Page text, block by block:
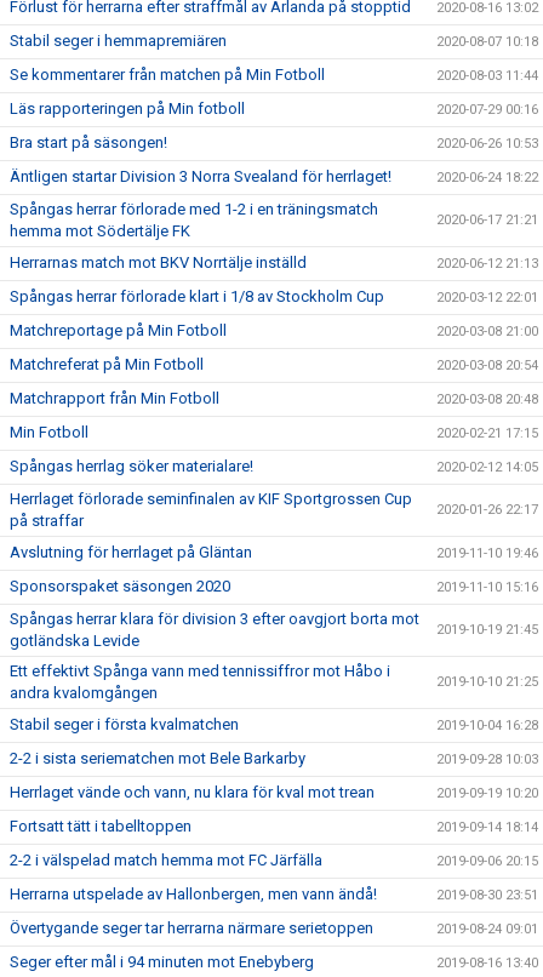
Förlust för herrarna efter straffmål av Arlanda på stopptid 2020-08-16 13:02
Stabil seger i hemmapremiären 2020-08-07 10:18
Se kommentarer från matchen på Min Fotboll 2020-08-03 11:44
Läs rapporteringen på Min fotboll 2020-07-29 00:16
Bra start på säsongen! 2020-06-26 10:53
Äntligen startar Division 3 Norra Svealand för herrlaget! 2020-06-24 18:22
Spångas herrar förlorade med 1-2 i en träningsmatch
hemma mot Södertälje FK
2020-06-17 21:21
Herrarnas match mot BKV Norrtälje inställd 2020-06-12 21:13
Spångas herrar förlorade klart i 1/8 av Stockholm Cup 2020-03-12 22:01
Matchreportage på Min Fotboll 2020-03-08 21:00
Matchreferat på Min Fotboll 2020-03-08 20:54
Matchrapport från Min Fotboll 2020-03-08 20:48
Min Fotboll 2020-02-21 17:15
Spångas herrlag söker materialare! 2020-02-12 14:05
Herrlaget förlorade seminfinalen av KIF Sportgrossen Cup
på straffar
2020-01-26 22:17
Avslutning för herrlaget på Gläntan 2019-11-10 19:46
Sponsorspaket säsongen 2020 2019-11-10 15:16
Spångas herrar klara för division 3 efter oavgjort borta mot
gotländska Levide
2019-10-19 21:45
Ett effektivt Spånga vann med tennissiffror mot Håbo i
andra kvalomgången
2019-10-10 21:25
Stabil seger i första kvalmatchen 2019-10-04 16:28
2-2 i sista seriematchen mot Bele Barkarby 2019-09-28 10:03
Herrlaget vände och vann, nu klara för kval mot trean 2019-09-19 10:20
Fortsatt tätt i tabelltoppen 2019-09-14 18:14
2-2 i välspelad match hemma mot FC Järfälla 2019-09-06 20:15
Herrarna utspelade av Hallonbergen, men vann ändå! 2019-08-30 23:51
Övertygande seger tar herrarna närmare serietoppen 2019-08-24 09:01
Seger efter mål i 94 minuten mot Enebyberg 2019-08-16 13:40